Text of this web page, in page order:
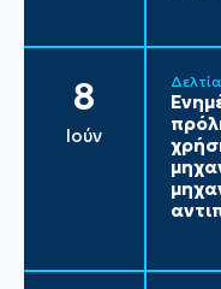
8
Ιούν